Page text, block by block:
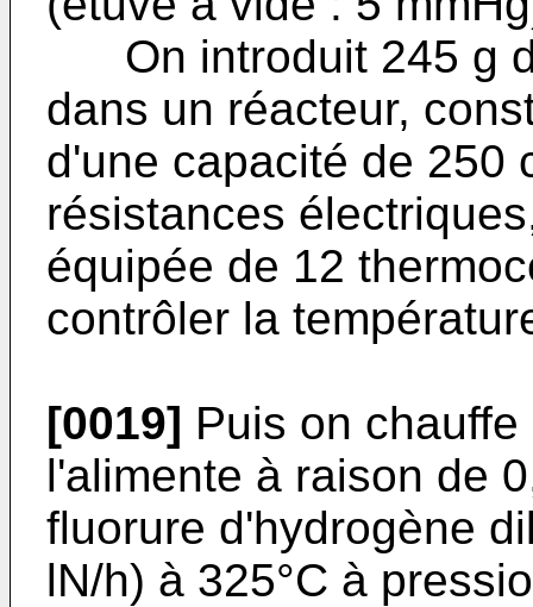
On introduit 245 g
dans un réacteur,
d'une capacité de 250
résistances
équipée de 12
contrôler la
[0019] Puis on
l'alimente à raison de
fluorure d'hydrogène
lN/h) à 325°C à